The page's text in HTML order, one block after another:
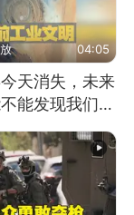
04:05
天消失，未来
能发现我们存